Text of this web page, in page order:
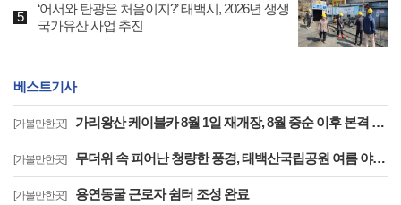
‘어서와 탄광은 처음이지?’ 태백시, 2026년 생생
국가유산 사업 추진
베스트기사
[가볼만한곳] 가리왕산 케이블카 8월 1일 재개장, 8월 중순 이후 본격 운영
[가볼만한곳] 무더위 속 피어난 청량한 풍경, 태백산국립공원 여름 야생화 개화 중
[가볼만한곳] 용연동굴 근로자 쉼터 조성 완료